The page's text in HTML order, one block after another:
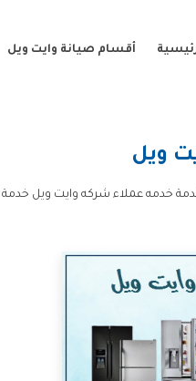
أقسام صيانة وايت ويل
ويل
خدمه عملاء شركه وايت ويل